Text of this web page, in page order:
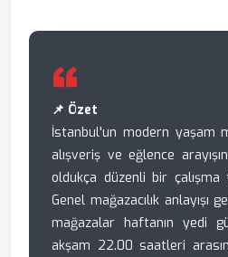
📌 Özet
İstanbul'un modern yaşam
alışveriş ve eğlence
oldukça düzenli bir çalışma
Genel mağazacılık anlayışı
mağazalar haftanın yedi
akşam 22.00 saatleri